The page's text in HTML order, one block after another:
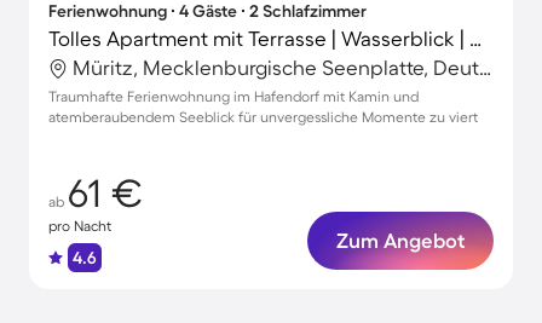
Ferienwohnung ∙ 4 Gäste ∙ 2 Schlafzimmer
Tolles Apartment mit Terrasse | Wasserblick | Nah am Strand
Müritz, Mecklenburgische Seenplatte, Deutschland
Traumhafte Ferienwohnung im Hafendorf mit Kamin und
atemberaubendem Seeblick für unvergessliche Momente zu viert
ab 61 €
pro Nacht
4.6
Zum Angebot